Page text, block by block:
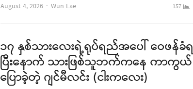
August 4, 2026
Author
Wun Lae 157
၁၇ နှစ်သားလေးရဲ့ရုပ်ရည်အပေါ် ဝေဖန်ခံရ
ပြီးနောက် သားဖြစ်သူဘက်ကနေ ကာကွယ်
ပြောခဲ့တဲ့ ဂျင်မီလင်း (ငါးကလေး)